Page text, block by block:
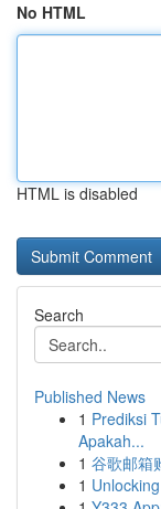
No HTML
HTML is disabled
Search
Published News
1 Prediksi
Apakah...
1 谷歌邮箱
1